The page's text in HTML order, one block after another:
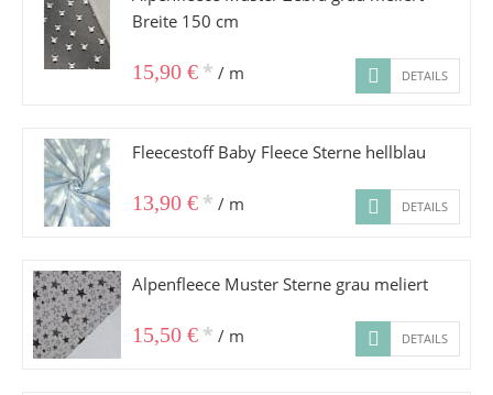
Breite 150 cm
15,90 € * / m DETAILS
Fleecestoff Baby Fleece Sterne hellblau
13,90 € * / m DETAILS
Alpenfleece Muster Sterne grau meliert
15,50 € * / m DETAILS